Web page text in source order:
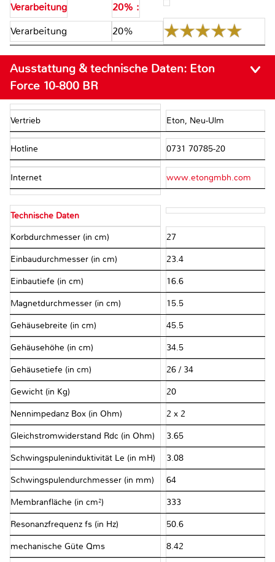
Verarbeitung
20% :
Verarbeitung
20%
Ausstattung & technische Daten: Eton
Force 10-800 BR
Vertrieb Eton, Neu-Ulm
Hotline 0731 70785-20
Internet www.etongmbh.com
Technische Daten
Korbdurchmesser (in cm) 27
Einbaudurchmesser (in cm) 23.4
Einbautiefe (in cm) 16.6
Magnetdurchmesser (in cm) 15.5
Gehäusebreite (in cm) 45.5
Gehäusehöhe (in cm) 34.5
Gehäusetiefe (in cm) 26 / 34
Gewicht (in Kg) 20
Nennimpedanz Box (in Ohm) 2 x 2
Gleichstromwiderstand Rdc (in Ohm) 3.65
Schwingspuleninduktivität Le (in mH) 3.08
Schwingspulendurchmesser (in mm) 64
Membranfläche (in cm²) 333
Resonanzfrequenz fs (in Hz) 50.6
mechanische Güte Qms 8.42